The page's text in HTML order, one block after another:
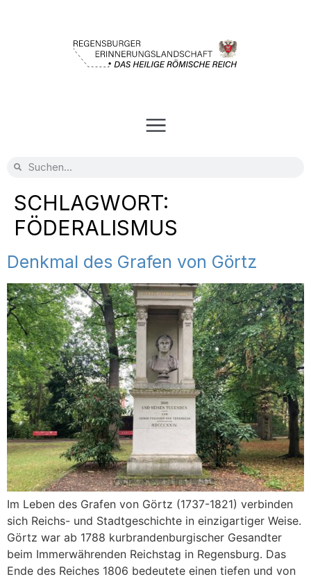
SCHLAGWORT:
FÖDERALISMUS
Denkmal des Grafen von Görtz
Im Leben des Grafen von Görtz (1737-1821) verbinden
sich Reichs- und Stadtgeschichte in einzigartiger Weise.
Görtz war ab 1788 kurbrandenburgischer Gesandter
beim Immerwährenden Reichstag in Regensburg. Das
Ende des Reiches 1806 bedeutete einen tiefen und von